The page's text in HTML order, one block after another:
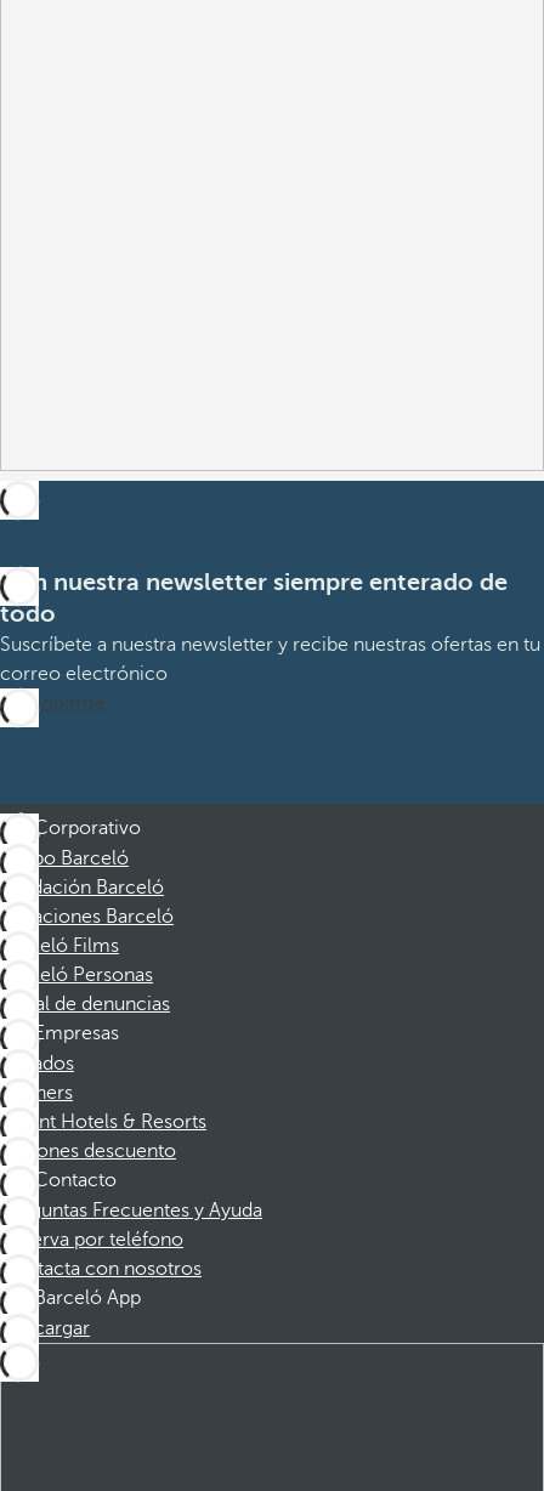
Con nuestra newsletter siempre enterado de
todo
Suscríbete a nuestra newsletter y recibe nuestras ofertas en tu
correo electrónico
Suscribirme
Corporativo
Grupo Barceló
Fundación Barceló
Vacaciones Barceló
Barceló Films
Barceló Personas
Canal de denuncias
Empresas
Afiliados
Partners
Dorint Hotels & Resorts
Cupones descuento
Contacto
Preguntas Frecuentes y Ayuda
Reserva por teléfono
Contacta con nosotros
Barceló App
Descargar